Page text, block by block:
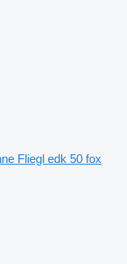
Fliegl edk 50 fox